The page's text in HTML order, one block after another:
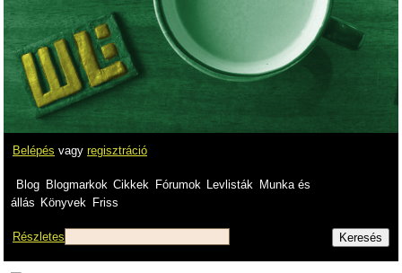
Belépés vagy regisztráció
Blog Blogmarkok Cikkek Fórumok Levlisták
Munka és
állás Könyvek Friss
Részletes